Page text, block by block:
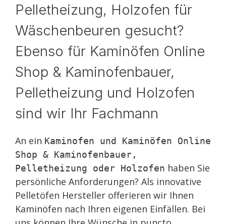
Pelletheizung, Holzofen für
Wäschenbeuren gesucht?
Ebenso für Kaminöfen Online
Shop & Kaminofenbauer,
Pelletheizung und Holzofen
sind wir Ihr Fachmann
An ein Kaminofen und Kaminöfen Online
Shop & Kaminofenbauer,
Pelletheizung oder Holzofen haben Sie
persönliche Anforderungen? Als innovative
Pelletöfen Hersteller offerieren wir Ihnen
Kaminöfen nach Ihren eigenen Einfällen. Bei